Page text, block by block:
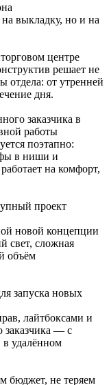
выкладку, но и на
центре
решает не
отдела: от утренней
дня.
заказчика в
работы
поэтапно:
в ниши и
на комфорт,
проект
новой концепции
свет, сложная
объём
запуска новых
лайтбоксами и
заказчика — с
удалённом
бюджет, не теряем